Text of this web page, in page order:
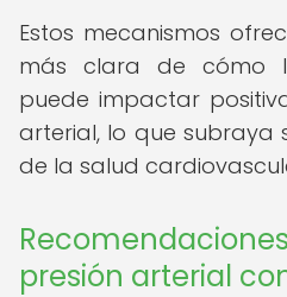
Estos mecanismos
más clara de cómo
puede impactar
arterial, lo que subraya
de la salud
presión arterial